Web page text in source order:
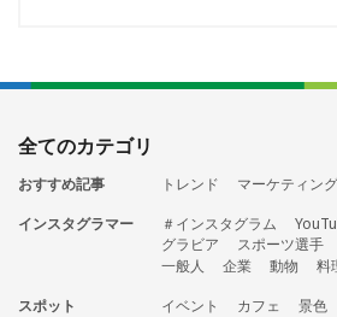
全てのカテゴリ
おすすめ記事 トレンド マーケティング
インスタグラマー
＃インスタグラム
グラビア
スポーツ選手
一般人
企業 動物 料
スポット
イベント カフェ 景色